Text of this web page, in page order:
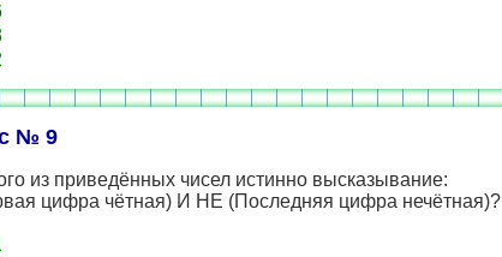
№ 9
из приведённых чисел истинно высказывание:
цифра чётная) И НЕ (Последняя цифра нечётная)?